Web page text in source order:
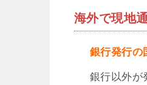
海外で現地
銀行発行の
銀行以外が